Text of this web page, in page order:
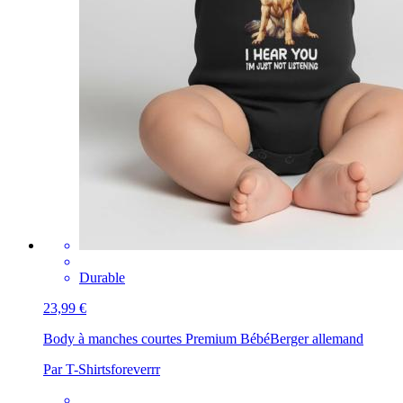
Durable
23,99 €
Body à manches courtes Premium BébéBerger allemand
Par T-Shirtsforeverrr